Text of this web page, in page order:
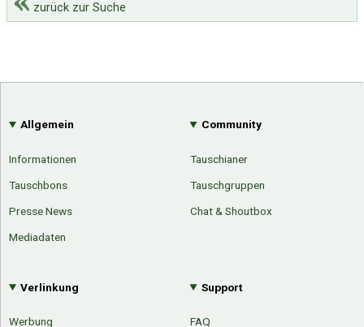
zurück zur Suche
Allgemein
Informationen
Tauschbons
Presse News
Mediadaten
Community
Tauschianer
Tauschgruppen
Chat & Shoutbox
Verlinkung
Werbung
Support
FAQ